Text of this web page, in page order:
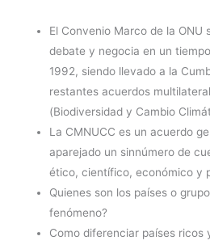
El Convenio Marco de la ONU
debate y negocia en un
1992, siendo llevado a la
restantes acuerdos
(Biodiversidad y Cambio
La CMNUCC es un acuerdo
aparejado un sinnúmero de
ético, científico, económico y
Quienes son los países o
fenómeno?
Como diferenciar países ricos